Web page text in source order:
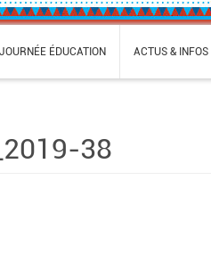
JOURNÉE ÉDUCATION ACTUS & INFOS
38